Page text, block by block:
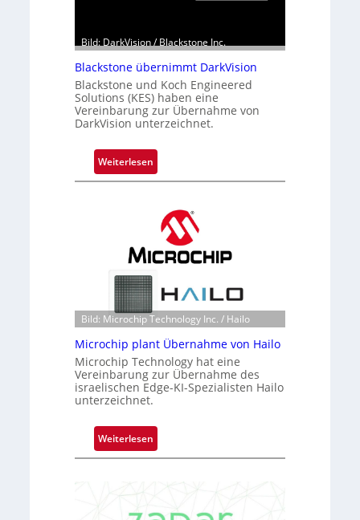
Bild: DarkVision / Blackstone Inc.
Blackstone übernimmt DarkVision
Blackstone und Koch Engineered
Solutions (KES) haben eine
Vereinbarung zur Übernahme von
DarkVision unterzeichnet.
Weiterlesen
B
s
n
e
ü
b
e
r
i
m
a
Bild: Microchip Technology Inc. / Hailo
Microchip plant Übernahme von Hailo
Microchip Technology hat eine
Vereinbarung zur Übernahme des
israelischen Edge-KI-Spezialisten Hailo
unterzeichnet.
Weiterlesen
M